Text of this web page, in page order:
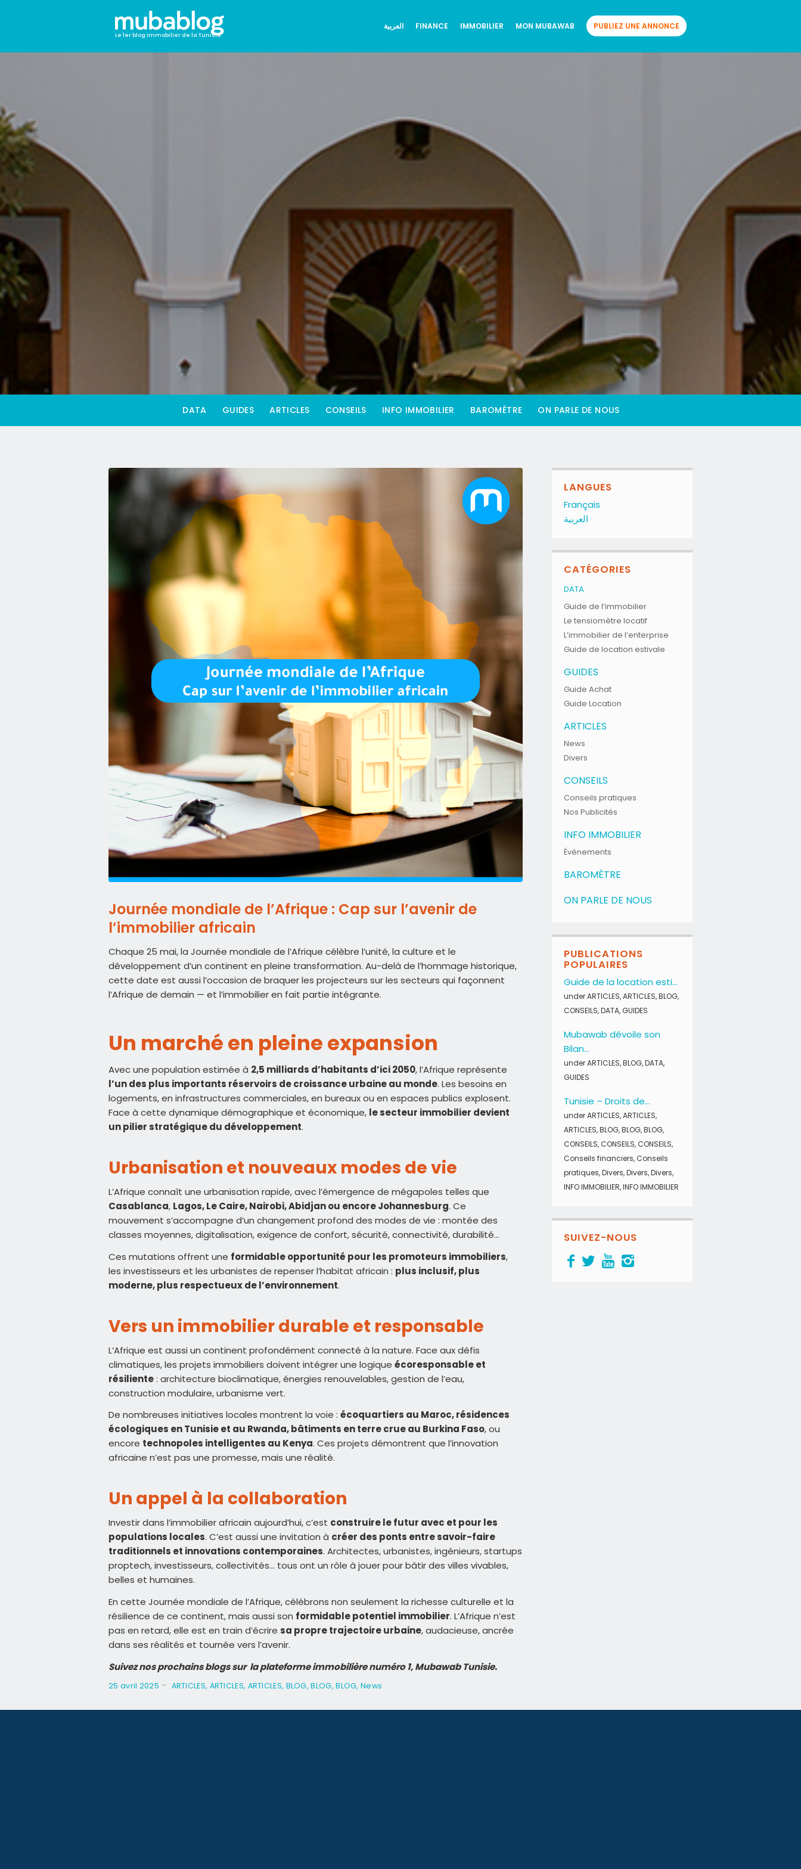
Le 1er blog immobilier de la Tunisie
العربية FINANCE IMMOBILIER MON MUBAWAB PUBLIEZ UNE ANNONCE
DATA GUIDES ARTICLES CONSEILS INFO IMMOBILIER BAROMÈTRE ON PARLE DE NOUS
Journée mondiale de l’Afrique : Cap sur l’avenir de
l’immobilier africain
Chaque 25 mai, la Journée mondiale de l’Afrique célèbre l’unité, la culture et le
développement d’un continent en pleine transformation. Au-delà de l’hommage historique,
cette date est aussi l’occasion de braquer les projecteurs sur les secteurs qui façonnent
l’Afrique de demain — et l’immobilier en fait partie intégrante.
Un marché en pleine expansion
Avec une population estimée à 2,5 milliards d’habitants d’ici 2050, l’Afrique représente
l’un des plus importants réservoirs de croissance urbaine au monde. Les besoins en
logements, en infrastructures commerciales, en bureaux ou en espaces publics explosent.
Face à cette dynamique démographique et économique, le secteur immobilier devient
un pilier stratégique du développement.
Urbanisation et nouveaux modes de vie
L’Afrique connaît une urbanisation rapide, avec l’émergence de mégapoles telles que
Casablanca, Lagos, Le Caire, Nairobi, Abidjan ou encore Johannesburg. Ce
mouvement s’accompagne d’un changement profond des modes de vie : montée des
classes moyennes, digitalisation, exigence de confort, sécurité, connectivité, durabilité…
Ces mutations offrent une formidable opportunité pour les promoteurs immobiliers,
les investisseurs et les urbanistes de repenser l’habitat africain : plus inclusif, plus
moderne, plus respectueux de l’environnement.
Vers un immobilier durable et responsable
L’Afrique est aussi un continent profondément connecté à la nature. Face aux défis
climatiques, les projets immobiliers doivent intégrer une logique écoresponsable et
résiliente: architecture bioclimatique, énergies renouvelables, gestion de l’eau,
construction modulaire, urbanisme vert.
De nombreuses initiatives locales montrent la voie : écoquartiers au Maroc,résidences
écologiques en Tunisie et au Rwanda, bâtiments en terre crue au Burkina Faso, ou
encore technopoles intelligentes au Kenya. Ces projets démontrent que l’innovation
africaine n’est pas une promesse, mais une réalité.
Un appel à la collaboration
Investir dans l’immobilier africain aujourd’hui, c’est construire le futur avec et pour les
populations locales. C’est aussi une invitation à créer des ponts entre savoir-faire
traditionnels et innovations contemporaines. Architectes, urbanistes, ingénieurs, startups
proptech, investisseurs, collectivités… tous ont un rôle à jouer pour bâtir des villes vivables,
belles et humaines.
En cette Journée mondiale de l’Afrique, célébrons non seulement la richesse culturelle et la
résilience de ce continent, mais aussi son formidable potentiel immobilier. L’Afrique n’est
pas en retard, elle est en train d’écrire sa propre trajectoire urbaine, audacieuse, ancrée
dans ses réalités et tournée vers l’avenir.
Suivez nos prochains blogs sur la plateforme immobilière numéro 1, Mubawab Tunisie.
25 avril 2025 - ARTICLES, ARTICLES, ARTICLES, BLOG,BLOG,BLOG,News
LANGUES
Français
العربية
CATÉGORIES
DATA
Guide de l’immobilier
Le tensiomètre locatif
L’immobilier de l’enterprise
Guide de location estivale
GUIDES
Guide Achat
Guide Location
ARTICLES
News
Divers
CONSEILS
Conseils pratiques
Nos Publicités
INFO IMMOBILIER
Événements
BAROMÈTRE
ON PARLE DE NOUS
PUBLICATIONS
POPULAIRES
Guide de la location esti...
underARTICLES,ARTICLES,BLOG,
CONSEILS,DATA,GUIDES
Mubawab dévoile son
Bilan...
underARTICLES,BLOG,DATA,
GUIDES
Tunisie – Droits de...
underARTICLES,ARTICLES,
ARTICLES,BLOG,BLOG,BLOG,
CONSEILS,CONSEILS,CONSEILS,
Conseils financiers,Conseils
pratiques,Divers,Divers,Divers,
INFO IMMOBILIER,INFO IMMOBILIER
SUIVEZ-NOUS